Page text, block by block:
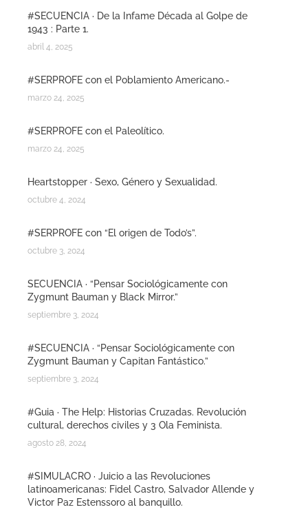
#SECUENCIA · De la Infame Década al Golpe de
1943 : Parte 1.
abril 4, 2025
#SERPROFE con el Poblamiento Americano.-
marzo 24, 2025
#SERPROFE con el Paleolítico.
marzo 24, 2025
Heartstopper · Sexo, Género y Sexualidad.
octubre 4, 2024
#SERPROFE con “El origen de Todo’s”.
octubre 3, 2024
SECUENCIA · “Pensar Sociológicamente con
Zygmunt Bauman y Black Mirror.”
septiembre 3, 2024
#SECUENCIA · “Pensar Sociológicamente con
Zygmunt Bauman y Capitan Fantástico.”
septiembre 3, 2024
#Guia · The Help: Historias Cruzadas. Revolución
cultural, derechos civiles y 3 Ola Feminista.
agosto 28, 2024
#SIMULACRO · Juicio a las Revoluciones
latinoamericanas: Fidel Castro, Salvador Allende y
Victor Paz Estenssoro al banquillo.